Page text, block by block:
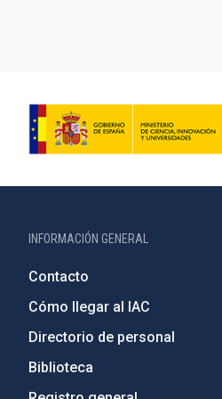
INFORMACIÓN GENERAL
Contacto
Cómo llegar al IAC
Directorio de personal
Biblioteca